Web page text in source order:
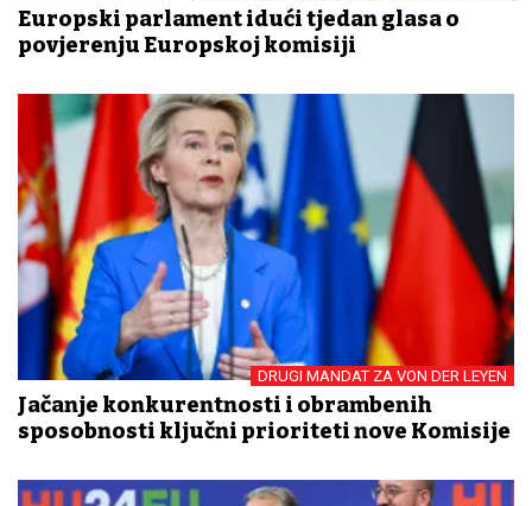
Europski parlament idući tjedan glasa o
povjerenju Europskoj komisiji
DRUGI MANDAT ZA VON DER LEYEN
Jačanje konkurentnosti i obrambenih
sposobnosti ključni prioriteti nove Komisije